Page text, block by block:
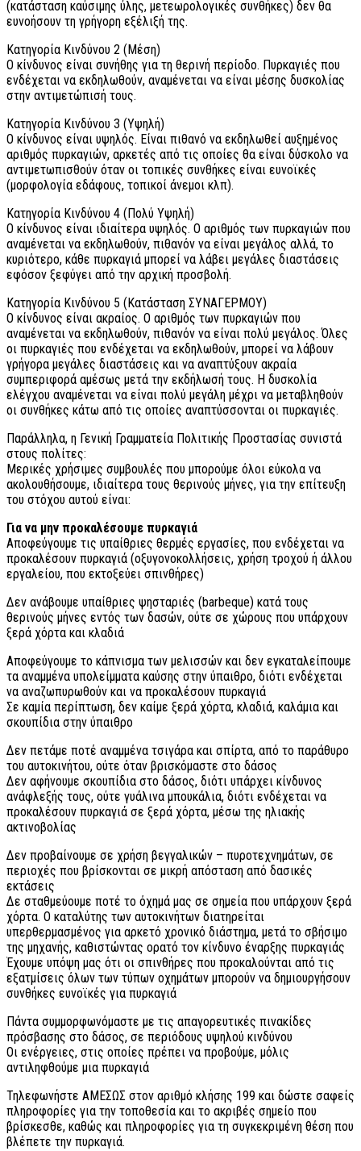
(κατάσταση καύσιμης ύλης, μετεωρολογικές συνθήκες) δεν θα
ευνοήσουν τη γρήγορη εξέλιξή της.
Κατηγορία Κινδύνου 2 (Μέση)
Ο κίνδυνος είναι συνήθης για τη θερινή περίοδο. Πυρκαγιές που
ενδέχεται να εκδηλωθούν, αναμένεται να είναι μέσης δυσκολίας
στην αντιμετώπισή τους.
Κατηγορία Κινδύνου 3 (Υψηλή)
Ο κίνδυνος είναι υψηλός. Είναι πιθανό να εκδηλωθεί αυξημένος
αριθμός πυρκαγιών, αρκετές από τις οποίες θα είναι δύσκολο να
αντιμετωπισθούν όταν οι τοπικές συνθήκες είναι ευνοϊκές
(μορφολογία εδάφους, τοπικοί άνεμοι κλπ).
Κατηγορία Κινδύνου 4 (Πολύ Υψηλή)
Ο κίνδυνος είναι ιδιαίτερα υψηλός. Ο αριθμός των πυρκαγιών που
αναμένεται να εκδηλωθούν, πιθανόν να είναι μεγάλος αλλά, το
κυριότερο, κάθε πυρκαγιά μπορεί να λάβει μεγάλες διαστάσεις
εφόσον ξεφύγει από την αρχική προσβολή.
Κατηγορία Κινδύνου 5 (Κατάσταση ΣΥΝΑΓΕΡΜΟΥ)
Ο κίνδυνος είναι ακραίος. Ο αριθμός των πυρκαγιών που
αναμένεται να εκδηλωθούν, πιθανόν να είναι πολύ μεγάλος. Όλες
οι πυρκαγιές που ενδέχεται να εκδηλωθούν, μπορεί να λάβουν
γρήγορα μεγάλες διαστάσεις και να αναπτύξουν ακραία
συμπεριφορά αμέσως μετά την εκδήλωσή τους. Η δυσκολία
ελέγχου αναμένεται να είναι πολύ μεγάλη μέχρι να μεταβληθούν
οι συνθήκες κάτω από τις οποίες αναπτύσσονται οι πυρκαγιές.
Παράλληλα, η Γενική Γραμματεία Πολιτικής Προστασίας συνιστά
στους πολίτες:
Μερικές χρήσιμες συμβουλές που μπορούμε όλοι εύκολα να
ακολουθήσουμε, ιδιαίτερα τους θερινούς μήνες, για την επίτευξη
του στόχου αυτού είναι:
Για να μην προκαλέσουμε πυρκαγιά
Αποφεύγουμε τις υπαίθριες θερμές εργασίες, που ενδέχεται να
προκαλέσουν πυρκαγιά (οξυγονοκολλήσεις, χρήση τροχού ή άλλου
εργαλείου, που εκτοξεύει σπινθήρες)
Δεν ανάβουμε υπαίθριες ψησταριές (barbeque) κατά τους
θερινούς μήνες εντός των δασών, ούτε σε χώρους που υπάρχουν
ξερά χόρτα και κλαδιά
Αποφεύγουμε το κάπνισμα των μελισσών και δεν εγκαταλείπουμε
τα αναμμένα υπολείμματα καύσης στην ύπαιθρο, διότι ενδέχεται
να αναζωπυρωθούν και να προκαλέσουν πυρκαγιά
Σε καμία περίπτωση, δεν καίμε ξερά χόρτα, κλαδιά, καλάμια και
σκουπίδια στην ύπαιθρο
Δεν πετάμε ποτέ αναμμένα τσιγάρα και σπίρτα, από το παράθυρο
του αυτοκινήτου, ούτε όταν βρισκόμαστε στο δάσος
Δεν αφήνουμε σκουπίδια στο δάσος, διότι υπάρχει κίνδυνος
ανάφλεξής τους, ούτε γυάλινα μπουκάλια, διότι ενδέχεται να
προκαλέσουν πυρκαγιά σε ξερά χόρτα, μέσω της ηλιακής
ακτινοβολίας
Δεν προβαίνουμε σε χρήση βεγγαλικών – πυροτεχνημάτων, σε
περιοχές που βρίσκονται σε μικρή απόσταση από δασικές
εκτάσεις
Δε σταθμεύουμε ποτέ το όχημά μας σε σημεία που υπάρχουν ξερά
χόρτα. Ο καταλύτης των αυτοκινήτων διατηρείται
υπερθερμασμένος για αρκετό χρονικό διάστημα, μετά το σβήσιμο
της μηχανής, καθιστώντας ορατό τον κίνδυνο έναρξης πυρκαγιάς
Έχουμε υπόψη μας ότι οι σπινθήρες που προκαλούνται από τις
εξατμίσεις όλων των τύπων οχημάτων μπορούν να δημιουργήσουν
συνθήκες ευνοϊκές για πυρκαγιά
Πάντα συμμορφωνόμαστε με τις απαγορευτικές πινακίδες
πρόσβασης στο δάσος, σε περιόδους υψηλού κινδύνου
Οι ενέργειες, στις οποίες πρέπει να προβούμε, μόλις
αντιληφθούμε μια πυρκαγιά
Τηλεφωνήστε ΑΜΕΣΩΣ στον αριθμό κλήσης 199 και δώστε σαφείς
πληροφορίες για την τοποθεσία και το ακριβές σημείο που
βρίσκεσθε, καθώς και πληροφορίες για τη συγκεκριμένη θέση που
βλέπετε την πυρκαγιά.